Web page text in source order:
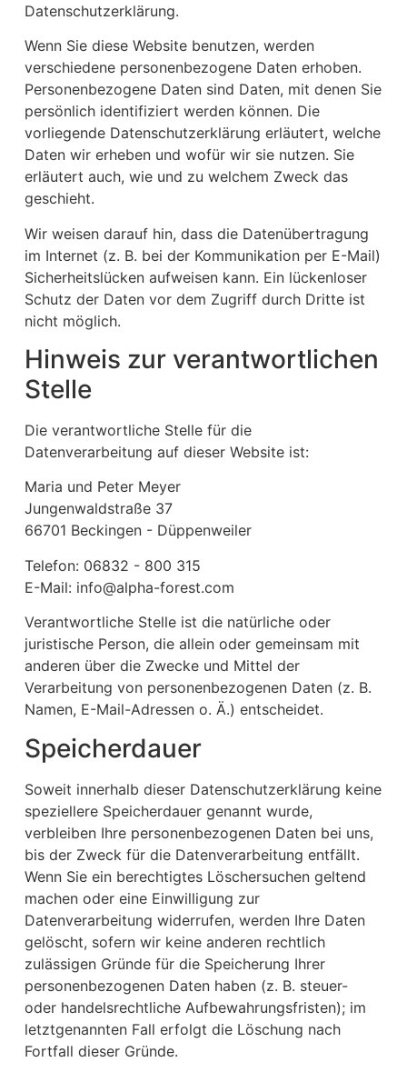
Datenschutzerklärung.
Wenn Sie diese Website benutzen, werden
verschiedene personenbezogene Daten erhoben.
Personenbezogene Daten sind Daten, mit denen Sie
persönlich identifiziert werden können. Die
vorliegende Datenschutzerklärung erläutert, welche
Daten wir erheben und wofür wir sie nutzen. Sie
erläutert auch, wie und zu welchem Zweck das
geschieht.
Wir weisen darauf hin, dass die Datenübertragung
im Internet (z. B. bei der Kommunikation per E-Mail)
Sicherheitslücken aufweisen kann. Ein lückenloser
Schutz der Daten vor dem Zugriff durch Dritte ist
nicht möglich.
Hinweis zur verantwortlichen
Stelle
Die verantwortliche Stelle für die
Datenverarbeitung auf dieser Website ist:
Maria und Peter Meyer
Jungenwaldstraße 37
66701 Beckingen - Düppenweiler
Telefon: 06832 - 800 315
E-Mail: info@alpha-forest.com
Verantwortliche Stelle ist die natürliche oder
juristische Person, die allein oder gemeinsam mit
anderen über die Zwecke und Mittel der
Verarbeitung von personenbezogenen Daten (z. B.
Namen, E-Mail-Adressen o. Ä.) entscheidet.
Speicherdauer
Soweit innerhalb dieser Datenschutzerklärung keine
speziellere Speicherdauer genannt wurde,
verbleiben Ihre personenbezogenen Daten bei uns,
bis der Zweck für die Datenverarbeitung entfällt.
Wenn Sie ein berechtigtes Löschersuchen geltend
machen oder eine Einwilligung zur
Datenverarbeitung widerrufen, werden Ihre Daten
gelöscht, sofern wir keine anderen rechtlich
zulässigen Gründe für die Speicherung Ihrer
personenbezogenen Daten haben (z. B. steuer-
oder handelsrechtliche Aufbewahrungsfristen); im
letztgenannten Fall erfolgt die Löschung nach
Fortfall dieser Gründe.